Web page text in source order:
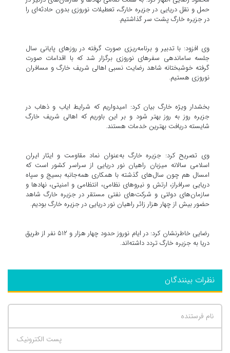
حمل و نقل دریایی در جزیره خارگ، تعطیلات نوروزی بدون حادثه‌ای را
در جزیره خارگ پشت سر گذاشتیم.
وی افزود: با تدبیر و برنامه‌ریزی صورت گرفته در روزهای پایانی سال
جلسه ساماندهی سفرهای نوروزی برگزار شد که با اقدامات صورت
گرفته خوشبختانه شاهد رضایت نسبی اهالی شریف خارگ و مسافران
نوروزی هستیم.
بخشدار ویژه خارگ بیان کرد: امیدواریم که شرایط ایاب و ذهاب در
جزیره روز به روز بهتر شود و بر این باوریم که اهالی شریف خارگ
شایسته دریافت بهترین خدمات هستند.
وی تصریح کرد: جزیره خارگ به‌عنوان نماد مقاومت و ایثار ایران
اسلامی سالانه میزبان راهیان نور دریایی از سراسر کشور است که
امسال هم چون سال‌های گذشته با همکاری همه‌جانبه بسیج و سپاه
دریایی سرافراز، ارتش و نیروهای نظامی، انتظامی و امنیتی، نهادها و
سازمان‌های دولتی و شرکت‌های نفتی مستقر در جزیره خارگ شاهد
حضور بیش از چهار هزار زائر راهیان نور دریایی در جزیره خارگ بودیم.
رضایی خاطرنشان کرد: در ایام نوروز حدود چهار هزار و ۵١٢ نفر از طریق
دریا به جزیره خارگ تردد داشته‌اند.
نظرات بینندگان